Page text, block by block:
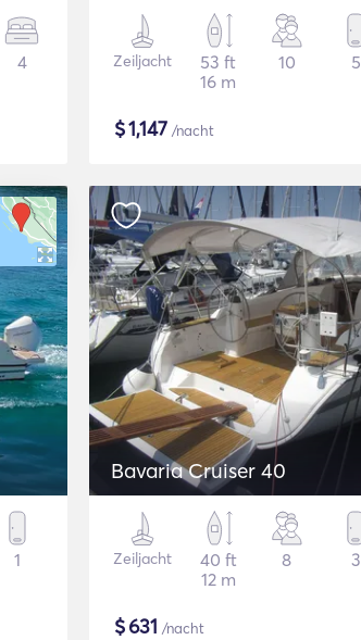
4 Zeiljacht
53 ft
16 m
10 5
$1,147 /nacht
1
Bavaria Cruiser 40
Zeiljacht
40 ft
12 m
8 3
$631 /nacht